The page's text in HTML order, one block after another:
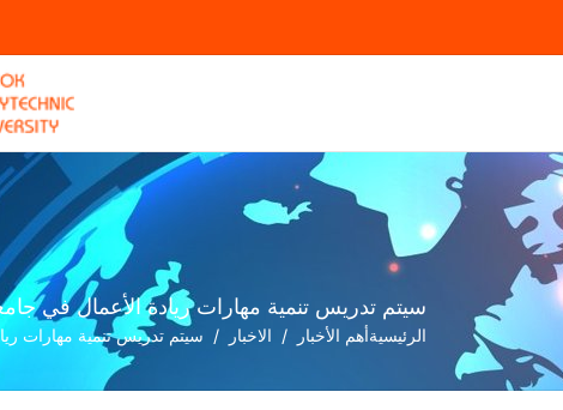
سيتم تدريس تنمية مهارات ريادة الأعمال في
الرئيسيةأهم الأخبار الاخبار سيتم تدريس تنمية مهارات